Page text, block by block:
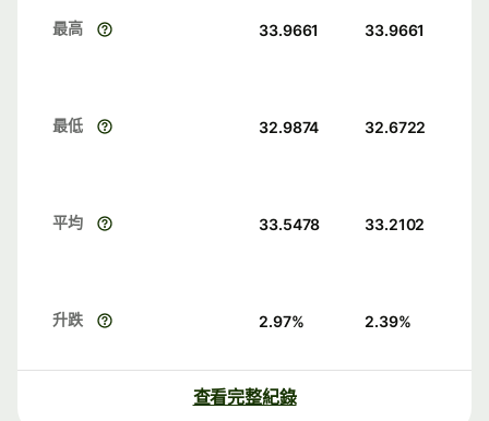
最高 33.9661 33.9661
最低 32.9874 32.6722
平均 33.5478 33.2102
升跌 2.97% 2.39%
查看完整紀錄